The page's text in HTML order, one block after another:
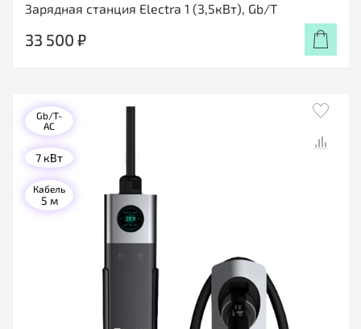
Зарядная станция Electra 1 (3,5кВт), Gb/T
33 500 ₽
Gb/T-
AC
7 кВт
Кабель
5 м